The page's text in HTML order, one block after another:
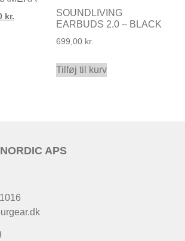
kr.
SOUNDLIVING
EARBUDS 2.0 – BLACK
699,00 kr.
Tilføj til kurv
APS